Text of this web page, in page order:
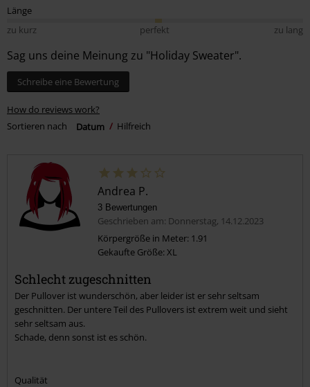
Länge
zu kurz
perfekt zu lang
Sag uns deine Meinung zu "Holiday Sweater".
Schreibe eine Bewertung
How do reviews work?
Sortieren nach
Datum Hilfreich
Andrea P.
3 Bewertungen
Geschrieben am: Donnerstag, 14.12.2023
Körpergröße in Meter: 1.91
Gekaufte Größe: XL
Schlecht zugeschnitten
Der Pullover ist wunderschön, aber leider ist er sehr seltsam
geschnitten. Der untere Teil des Pullovers ist extrem weit und sieht
sehr seltsam aus.
Schade, denn sonst ist es schön.
Qualität